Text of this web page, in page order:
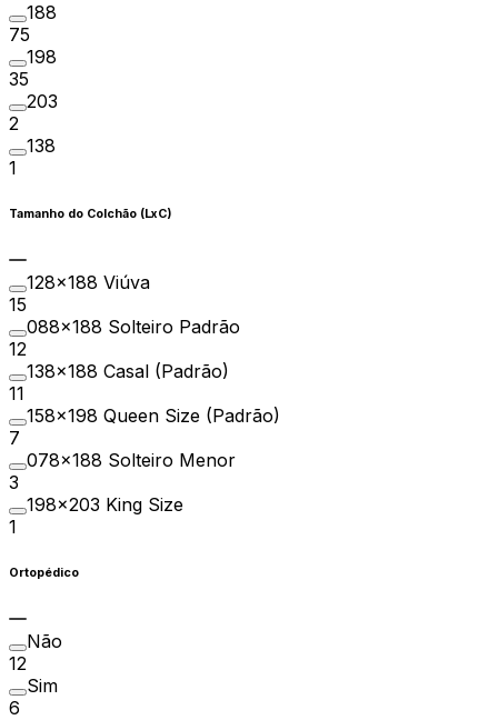
188
75
198
35
203
2
138
1
Tamanho do Colchão (LxC)
128×188 Viúva
15
088×188 Solteiro Padrão
12
138×188 Casal (Padrão)
11
158×198 Queen Size (Padrão)
7
078×188 Solteiro Menor
3
198x203 King Size
1
Ortopédico
Não
12
Sim
6